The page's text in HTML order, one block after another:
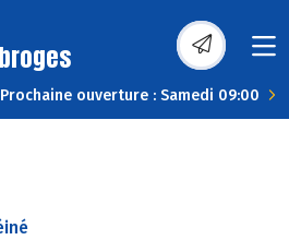
Prochaine ouverture : Samedi 09:00